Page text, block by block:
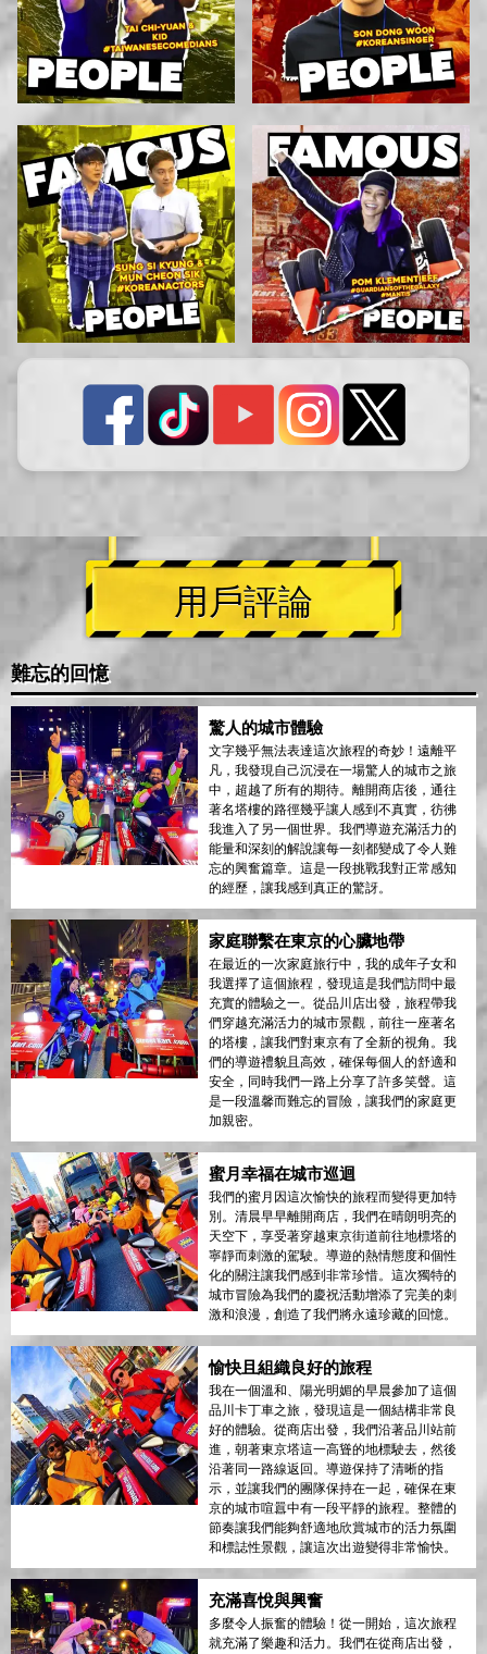
用戶評論
難忘的回憶
驚人的城市體驗
文字幾乎無法表達這次旅程的奇妙！遠離平
凡，我發現自己沉浸在一場驚人的城市之旅
中，超越了所有的期待。離開商店後，通往
著名塔樓的路徑幾乎讓人感到不真實，彷彿
我進入了另一個世界。我們導遊充滿活力的
能量和深刻的解說讓每一刻都變成了令人難
忘的興奮篇章。這是一段挑戰我對正常感知
的經歷，讓我感到真正的驚訝。
家庭聯繫在東京的心臟地帶
在最近的一次家庭旅行中，我的成年子女和
我選擇了這個旅程，發現這是我們訪問中最
充實的體驗之一。從品川店出發，旅程帶我
們穿越充滿活力的城市景觀，前往一座著名
的塔樓，讓我們對東京有了全新的視角。我
們的導遊禮貌且高效，確保每個人的舒適和
安全，同時我們一路上分享了許多笑聲。這
是一段溫馨而難忘的冒險，讓我們的家庭更
加親密。
蜜月幸福在城市巡迴
我們的蜜月因這次愉快的旅程而變得更加特
別。清晨早早離開商店，我們在晴朗明亮的
天空下，享受著穿越東京街道前往地標塔的
寧靜而刺激的駕駛。導遊的熱情態度和個性
化的關注讓我們感到非常珍惜。這次獨特的
城市冒險為我們的慶祝活動增添了完美的刺
激和浪漫，創造了我們將永遠珍藏的回憶。
愉快且組織良好的旅程
我在一個溫和、陽光明媚的早晨參加了這個
品川卡丁車之旅，發現這是一個結構非常良
好的體驗。從商店出發，我們沿著品川站前
進，朝著東京塔這一高聳的地標駛去，然後
沿著同一路線返回。導遊保持了清晰的指
示，並讓我們的團隊保持在一起，確保在東
京的城市喧囂中有一段平靜的旅程。整體的
節奏讓我們能夠舒適地欣賞城市的活力氛圍
和標誌性景觀，讓這次出遊變得非常愉快。
充滿喜悅與興奮
多麼令人振奮的體驗！從一開始，這次旅程
就充滿了樂趣和活力。我們在從商店出發，